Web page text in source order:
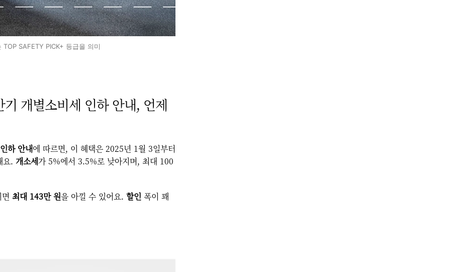
TOP SAFETY PICK+ 등급을 의미
개별소비세 인하 안내, 언제
하 안내에 따르면, 이 혜택은 2025년 1월 3일부터
요. 개소세가 5%에서 3.5%로 낮아지며, 최대 100
최대 143만 원을 아낄 수 있어요. 할인 폭이 꽤